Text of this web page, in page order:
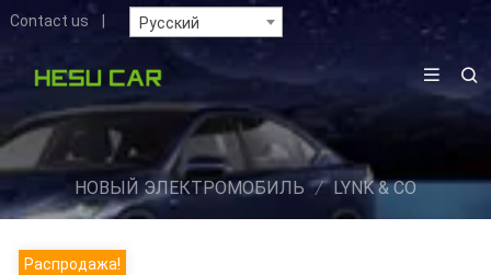
Contact us Русский
НОВЫЙ ЭЛЕКТРОМОБИЛЬ / LYNK & CO
Распродажа!